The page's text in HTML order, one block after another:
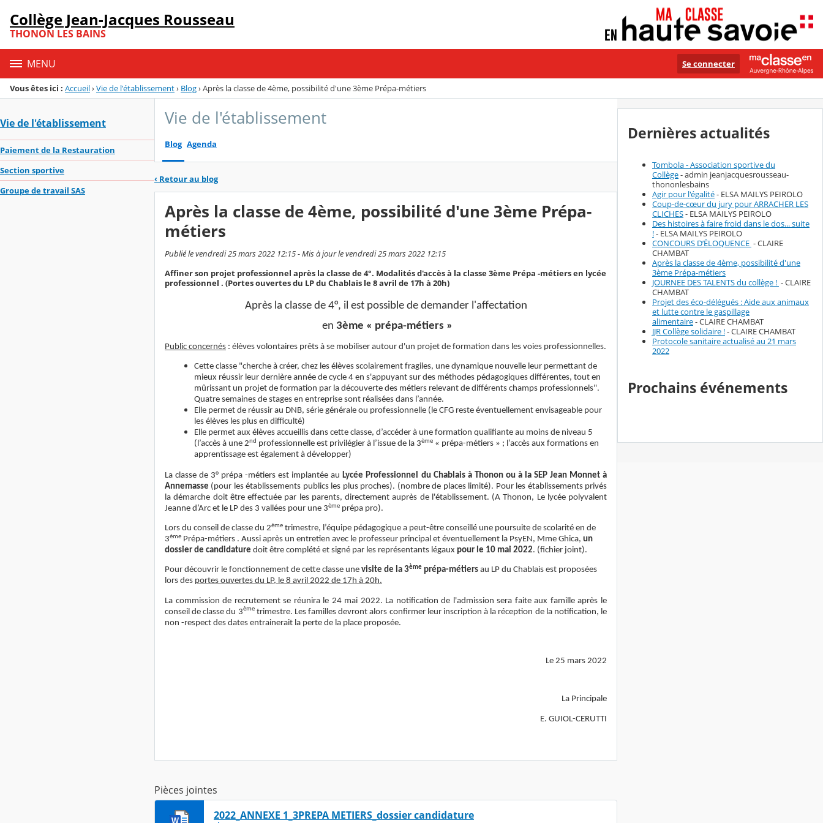
Menu de la rubrique
Contenu
Collège Jean-Jacques Rousseau
THONON LES BAINS
MENU Se connecter
Vous êtes ici : Accueil›Vie de l'établissement› Blog›Après la classe de 4ème, possibilité d'une 3ème Prépa-métiers
Vie de l'établissement
Paiement de la Restauration
Section sportive
Groupe de travail SAS
Vie de l'établissement
Blog Agenda
‹ Retour au blog
Après la classe de 4ème, possibilité d'une 3ème Prépa-
métiers
Publié le vendredi 25 mars 2022 12:15 - Mis à jour le vendredi 25 mars 2022 12:15
Affiner son projet professionnel après la classe de 4°. Modalités d'accès à la classe 3ème Prépa -métiers en lycée
professionnel . (Portes ouvertes du LP du Chablais le 8 avril de 17h à 20h)
Après la classe de 4°, il est possible de demander l'affectation
en 3ème « prépa-métiers »
Public concernés : élèves volontaires prêts à se mobiliser autour d'un projet de formation dans les voies professionnelles.
Cette classe "cherche à créer, chez les élèves scolairement fragiles, une dynamique nouvelle leur permettant de
mieux réussir leur dernière année de cycle 4 en s'appuyant sur des méthodes pédagogiques différentes, tout en
mûrissant un projet de formation par la découverte des métiers relevant de différents champs professionnels".
Quatre semaines de stages en entreprise sont réalisées dans l’année.
Elle permet de réussir au DNB, série générale ou professionnelle (le CFG reste éventuellement envisageable pour
les élèves les plus en difficulté)
Elle permet aux élèves accueillis dans cette classe, d’accéder à une formation qualifiante au moins de niveau 5
(l’accès à une 2nd professionnelle est privilégier à l’issue de la 3ème « prépa-métiers » ; l’accès aux formations en
apprentissage est également à développer)
La classe de 3° prépa -métiers est implantée auLycée Professionnel du Chablais à Thonon ou à la SEP Jean Monnet à
Annemasse (pour les établissements publics les plus proches). (nombre de places limité). Pour les établissements privés
la démarche doit être effectuée par les parents, directement auprès de l'établissement. (A Thonon, Le lycée polyvalent
Jeanne d’Arc et le LP des 3 vallées pour une 3ème prépa pro).
Lors du conseil de classe du 2ème trimestre, l’équipe pédagogique a peut-être conseillé une poursuite de scolarité en de
3ème Prépa-métiers . Aussi après un entretien avec le professeur principal et éventuellement la PsyEN, Mme Ghica, un
dossier de candidature doit être complété et signé par les représentants légaux pour le 10 mai 2022. (fichier joint).
Pour découvrir le fonctionnement de cette classe une visite de la 3ème prépa-métiers au LP du Chablais est proposées
lors des portes ouvertes du LP, le 8 avril 2022 de 17h à 20h.
La commission de recrutement se réunira le 24 mai 2022. La notification de l'admission sera faite aux famille après le
conseil de classe du 3èmetrimestre. Les familles devront alors confirmer leur inscription à la réception de la notification, le
non -respect des dates entrainerait la perte de la place proposée.
Le 25 mars 2022
La Principale
E. GUIOL-CERUTTI
Pièces jointes
2022_ANNEXE 1_3PREPA METIERS_dossier candidature
Dernières actualités
Tombola - Association sportive du
Collège- admin jeanjacquesrousseau-
thononlesbains
Agir pour l'égalité- ELSA MAILYS PEIROLO
Coup-de-cœur du jury pour ARRACHER LES
CLICHES- ELSA MAILYS PEIROLO
Des histoires à faire froid dans le dos... suite
!- ELSA MAILYS PEIROLO
CONCOURS D’ÉLOQUENCE - CLAIRE
CHAMBAT
Après la classe de 4ème, possibilité d'une
3ème Prépa-métiers
JOURNEE DES TALENTS du collège ! - CLAIRE
CHAMBAT
Projet des éco-délégués : Aide aux animaux
et lutte contre le gaspillage
alimentaire- CLAIRE CHAMBAT
JJR Collège solidaire !- CLAIRE CHAMBAT
Protocole sanitaire actualisé au 21 mars
2022
Prochains événements